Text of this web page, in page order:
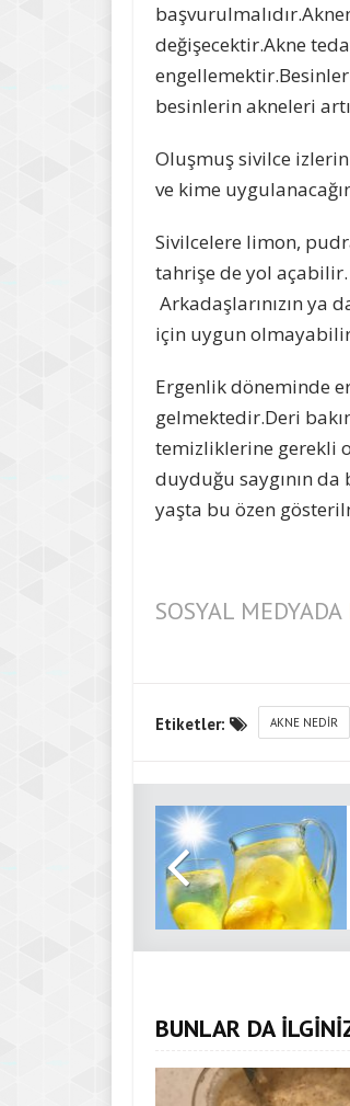
değişecektir.Akne
besinlerin akneleri
Oluşmuş sivilce
ve kime
Sivilcelere limon,
tahrişe de yol
Arkadaşlarınızın ya
için uygun
Ergenlik döneminde
gelmektedir.Deri
temizliklerine gerekli
duyduğu saygının
yaşta bu özen
SOSYAL MEDYADA
Etiketler: AKNE NEDIR
BUNLAR DA